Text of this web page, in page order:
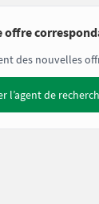
offre
des nouvelles
l’agent de